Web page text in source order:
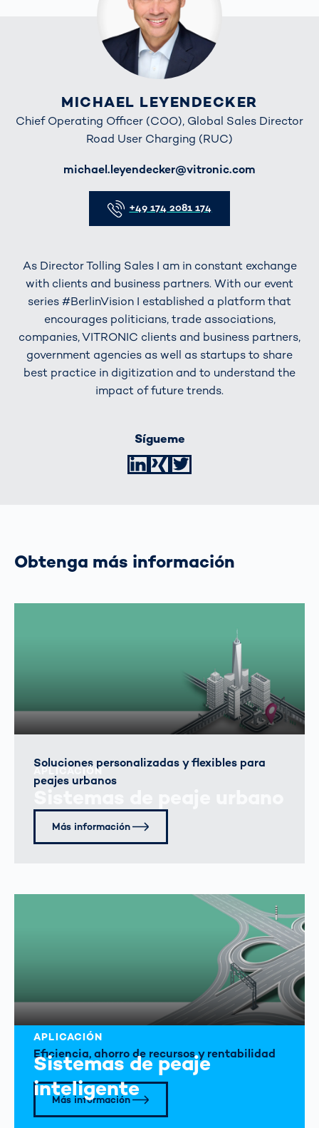
MICHAEL LEYENDECKER
Chief Operating Officer (COO), Global Sales Director
Road User Charging (RUC)
michael.leyendecker@vitronic.com
+49 174 2081 174
As Director Tolling Sales I am in constant exchange
with clients and business partners. With our event
series #BerlinVision I established a platform that
encourages politicians, trade associations,
companies, VITRONIC clients and business partners,
government agencies as well as startups to share
best practice in digitization and to understand the
impact of future trends.
Sígueme
LinkedIn
Obtenga más información
APLICACIÓN
Soluciones personalizadas y flexibles para
peajes urbanos
Más información
APLICACIÓN
Sistemas de peaje
inteligente
Eficiencia, ahorro de recursos y rentabilidad
Más información